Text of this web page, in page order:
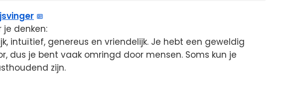
denken:
intuïtief, genereus en vriendelijk. Je hebt een geweldig
dus je bent vaak omringd door mensen. Soms kun je
zijn.